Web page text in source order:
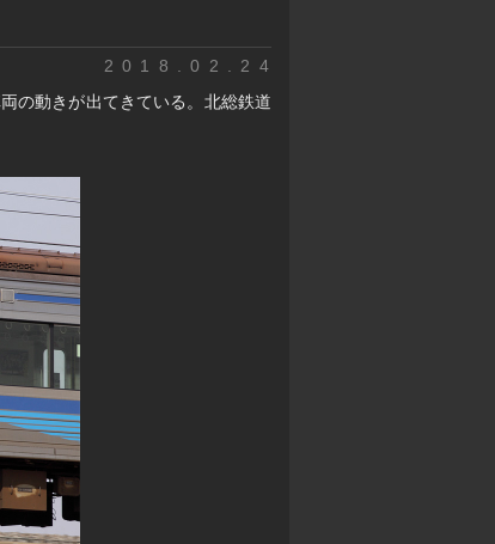
2018.02.24
の動きが出てきている。北総鉄道